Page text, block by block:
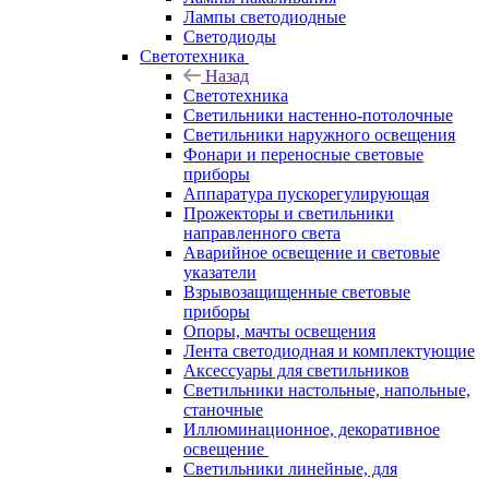
Лампы светодиодные
Светодиоды
Светотехника
Назад
Светотехника
Светильники настенно-потолочные
Светильники наружного освещения
Фонари и переносные световые
приборы
Аппаратура пускорегулирующая
Прожекторы и светильники
направленного света
Аварийное освещение и световые
указатели
Взрывозащищенные световые
приборы
Опоры, мачты освещения
Лента светодиодная и комплектующие
Аксессуары для светильников
Светильники настольные, напольные,
станочные
Иллюминационное, декоративное
освещение
Светильники линейные, для